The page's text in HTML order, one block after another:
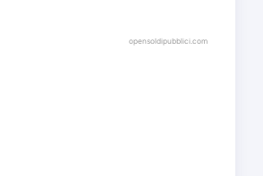
opensoldipubblici.com